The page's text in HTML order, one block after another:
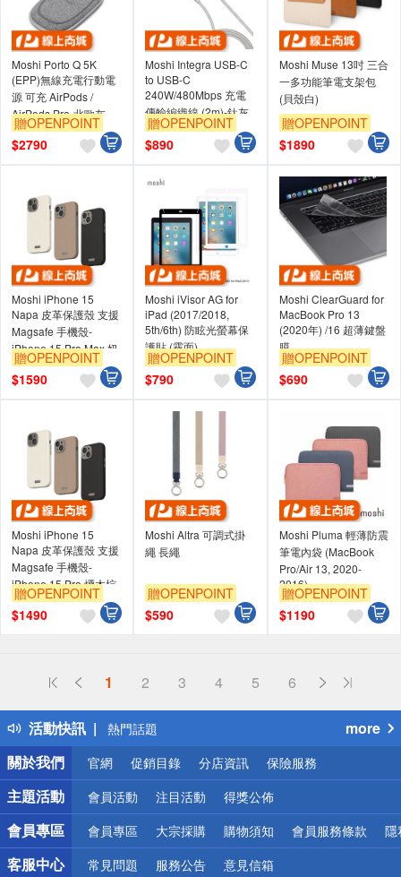
Moshi Porto Q 5K
(EPP)無線充電行動電
源 可充 AirPods /
AirPods Pro-北歐灰
贈OPENPOINT
$2790
Moshi Integra USB-C
to USB-C
240W/480Mbps 充電
傳輸編織線 (2m)-鈦灰
2m
贈OPENPOINT
$890
Moshi Muse 13吋 三合
一多功能筆電支架包
(貝殼白)
贈OPENPOINT
$1890
Moshi iPhone 15
Napa 皮革保護殼 支援
Magsafe 手機殼-
iPhone 15 Pro Max,奶
酒白 (現貨)
贈OPENPOINT
$1590
Moshi iVisor AG for
iPad (2017/2018,
5th/6th) 防眩光螢幕保
護貼 (霧面)
贈OPENPOINT
$790
Moshi ClearGuard for
MacBook Pro 13
(2020年) /16 超薄鍵盤
膜
贈OPENPOINT
$690
Moshi iPhone 15
Napa 皮革保護殼 支援
Magsafe 手機殼-
iPhone 15 Pro,燻木棕
(現貨)
贈OPENPOINT
$1490
Moshi Altra 可調式掛
繩 長繩
贈OPENPOINT
$590
Moshi Pluma 輕薄防震
筆電內袋 (MacBook
Pro/Air 13, 2020-
2016)
贈OPENPOINT
$1190
1 2 3 4 5 6
活動快訊
詐騙網頁！請小心！
得獎公告
熱門話題
銀行優惠
偏遠地區配送
詐騙網頁！請小心！
more
關於我們
官網 促銷目錄 分店資訊 保險服務
主題活動 會員活動 注目活動 得獎公佈
會員專區 會員專區 大宗採購 購物須知 會員服務條款 隱
客服中心 常見問題 服務公告 意見信箱